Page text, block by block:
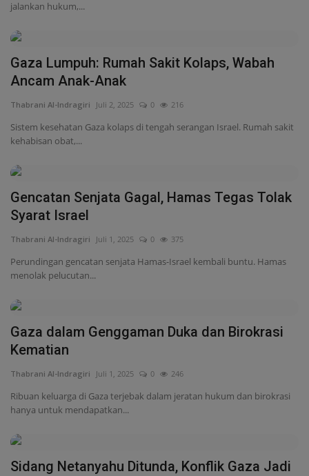
kehabisan obat,...
Gencatan Senjata Gagal, Hamas Tegas Tolak
Syarat Israel
Thabrani Al-Indragiri Juli 1, 2025 0 375
Perundingan gencatan senjata Hamas-Israel kembali buntu. Hamas
menolak pelucutan...
Gaza dalam Genggaman Duka dan Birokrasi
Kematian
Thabrani Al-Indragiri Juli 1, 2025 0 246
Ribuan keluarga di Gaza terjebak dalam jeratan hukum dan birokrasi
hanya untuk mendapatkan...
Sidang Netanyahu Ditunda, Konflik Gaza Jadi
Alasan
Thabrani Al-Indragiri Juni 30, 2025 0 245
Pengadilan Yerusalem tunda sidang korupsi Benjamin Netanyahu
akibat alasan keamanan...
Perlawanan Palestina Hambat Laju Pasukan